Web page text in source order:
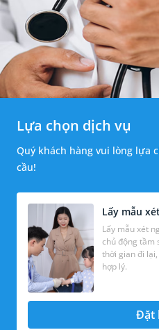
Lựa chọn dịch vụ
Quý khách hàng vui lòng lựa
cầu!
Lấy mẫu
Lấy mẫu xét
chủ động tầm
thời gian đi lại, chờ đợi kết quả với mức chi phí
hợp lý.
Đặt